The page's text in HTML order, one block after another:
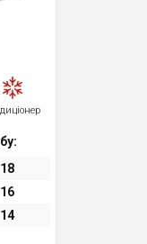
18
16
14